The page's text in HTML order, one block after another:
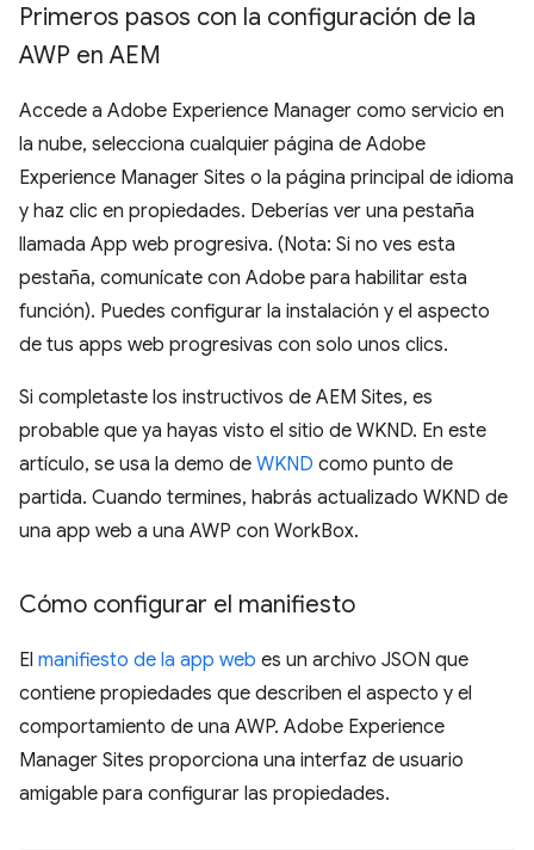
Primeros pasos con la configuración de la
AWP en AEM
Accede a Adobe Experience Manager como servicio en
la nube, selecciona cualquier página de Adobe
Experience Manager Sites o la página principal de idioma
y haz clic en propiedades. Deberías ver una pestaña
llamada App web progresiva. (Nota: Si no ves esta
pestaña, comunícate con Adobe para habilitar esta
función). Puedes configurar la instalación y el aspecto
de tus apps web progresivas con solo unos clics.
Si completaste los instructivos de AEM Sites, es
probable que ya hayas visto el sitio de WKND. En este
artículo, se usa la demo de WKND como punto de
partida. Cuando termines, habrás actualizado WKND de
una app web a una AWP con WorkBox.
Cómo configurar el manifiesto
El manifiesto de la app web es un archivo JSON que
contiene propiedades que describen el aspecto y el
comportamiento de una AWP. Adobe Experience
Manager Sites proporciona una interfaz de usuario
amigable para configurar las propiedades.